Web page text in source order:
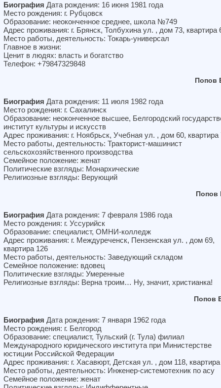
Биография Дата рождения: 16 июня 1981 года
Место рождения: г. Рубцовск
Образование: неоконченное среднее, школа №749
Адрес проживания: г. Брянск, Толбухина ул. , дом 73, квартира
Место работы, деятельность: Токарь-универсал
Главное в жизни:
Ценит в людях: власть и богатство
Телефон: +79847329848
Попов
Биография Дата рождения: 11 июля 1982 года
Место рождения: г. Сахалинск
Образование: неоконченное высшее, Белгородский
институт культуры и искусств
Адрес проживания: г. Ноябрьск, Учебная ул. , дом 60, квартира
Место работы, деятельность: Тракторист-машинист
сельскохозяйственного производства
Семейное положение: женат
Политические взгляды: Монархические
Религиозные взгляды: Верующий
Попов
Биография Дата рождения: 7 февраля 1986 года
Место рождения: г. Уссурийск
Образование: специалист, ОМНИ-колледж
Адрес проживания: г. Междуреченск, Пензенская ул. , дом 69,
квартира 126
Место работы, деятельность: Заведующий складом
Семейное положение: вдовец
Политические взгляды: Умеренные
Религиозные взгляды: Верна троим… Ну, значит, христианка!
Попов
Биография Дата рождения: 7 января 1962 года
Место рождения: г. Белгород
Образование: специалист, Тульский (г. Тула) филиал
Международного юридического института при Министерстве
юстиции Российской Федерации
Адрес проживания: г. Хасавюрт, Детская ул. , дом 118,
Место работы, деятельность: Инженер-системотехник по асу
Семейное положение: женат